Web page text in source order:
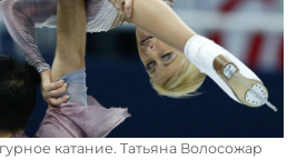
катание. Татьяна Волосожар